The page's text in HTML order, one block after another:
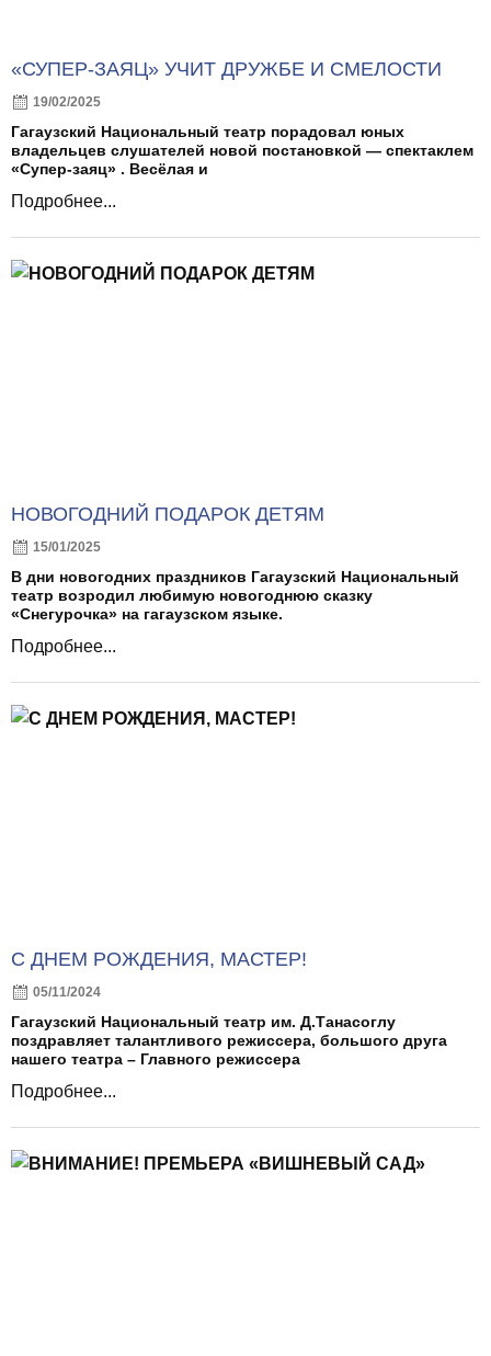
«СУПЕР-ЗАЯЦ» УЧИТ ДРУЖБЕ И СМЕЛОСТИ
19/02/2025
Гагаузский Национальный театр порадовал юных
владельцев слушателей новой постановкой — спектаклем
«Супер-заяц» . Весёлая и
Подробнее...
НОВОГОДНИЙ ПОДАРОК ДЕТЯМ
15/01/2025
В дни новогодних праздников Гагаузский Национальный
театр возродил любимую новогоднюю сказку
«Снегурочка» на гагаузском языке.
Подробнее...
С ДНЕМ РОЖДЕНИЯ, МАСТЕР!
05/11/2024
Гагаузский Национальный театр им. Д.Танасоглу
поздравляет талантливого режиссера, большого друга
нашего театра – Главного режиссера
Подробнее...